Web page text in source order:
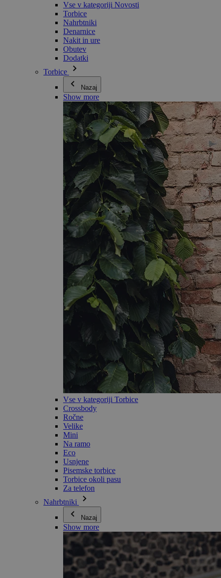
Vse v kategoriji Novosti
Torbice
Nahrbtniki
Denarnice
Nakit in ure
Obutev
Dodatki
Torbice
Nazaj
Show more
Vse v kategoriji Torbice
Crossbody
Ročne
Velike
Mini
Na ramo
Eco
Usnjene
Pisemske torbice
Torbice okoli pasu
Za telefon
Nahrbtniki
Nazaj
Show more